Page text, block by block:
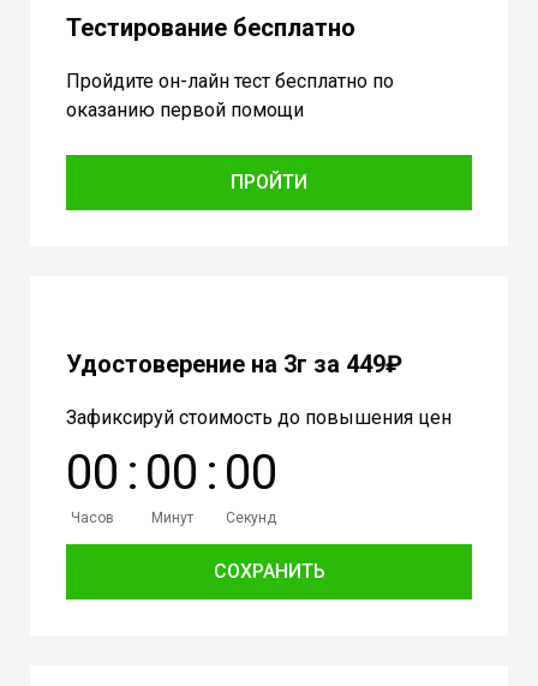
Тестирование бесплатно
Пройдите он-лайн тест бесплатно по
оказанию первой помощи
ПРОЙТИ
Удостоверение на 3г за 449₽
Зафиксируй стоимость до повышения цен
00
Часов
: 00
Минут
: 00
Секунд
СОХРАНИТЬ